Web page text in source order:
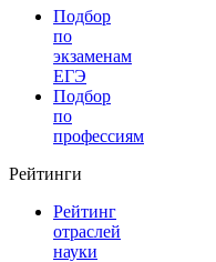
Подбор
по
экзаменам
ЕГЭ
Подбор
по
профессиям
Рейтинги
Рейтинг
отраслей
науки